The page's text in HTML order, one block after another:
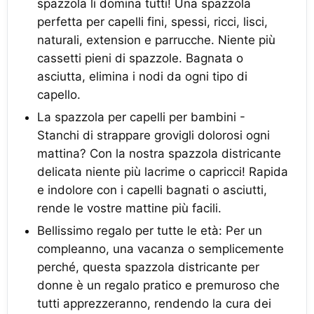
spazzola li domina tutti! Una spazzola
perfetta per capelli fini, spessi, ricci, lisci,
naturali, extension e parrucche. Niente più
cassetti pieni di spazzole. Bagnata o
asciutta, elimina i nodi da ogni tipo di
capello.
La spazzola per capelli per bambini -
Stanchi di strappare grovigli dolorosi ogni
mattina? Con la nostra spazzola districante
delicata niente più lacrime o capricci! Rapida
e indolore con i capelli bagnati o asciutti,
rende le vostre mattine più facili.
Bellissimo regalo per tutte le età: Per un
compleanno, una vacanza o semplicemente
perché, questa spazzola districante per
donne è un regalo pratico e premuroso che
tutti apprezzeranno, rendendo la cura dei